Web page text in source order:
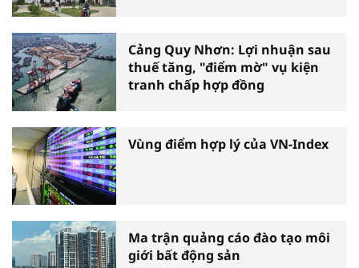
Cảng Quy Nhơn: Lợi nhuận sau
thuế tăng, "điểm mờ" vụ kiện
tranh chấp hợp đồng
Vùng điểm hợp lý của VN-Index
Ma trận quảng cáo đào tạo môi
giới bất động sản